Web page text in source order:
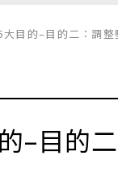
大目的–目的二：調整
–目的